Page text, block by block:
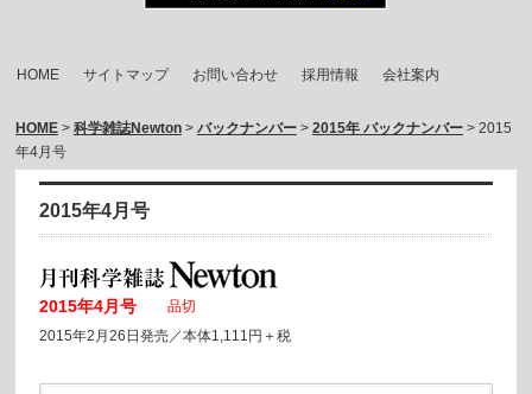
HOME サイトマップ お問い合わせ 採用情報 会社案内
HOME> 科学雑誌Newton> バックナンバー> 2015年 バックナンバー> 2015
年4月号
2015年4月号
2015年4月号
品切
2015年2月26日発売／本体1,111円＋税